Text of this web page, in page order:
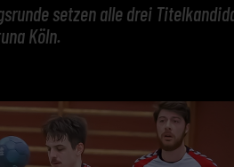
setzen alle drei
Köln.